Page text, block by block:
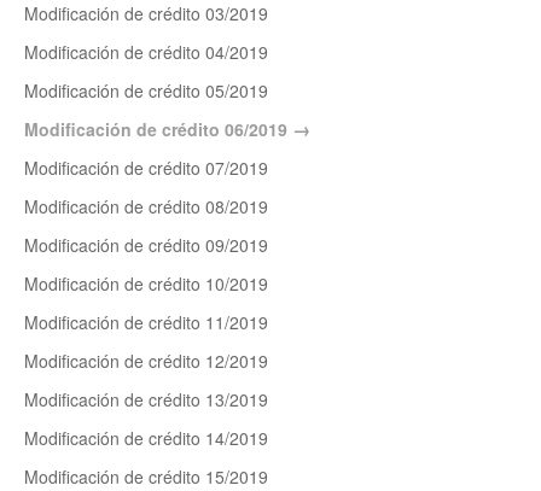
Modificación de crédito 03/2019
Modificación de crédito 04/2019
Modificación de crédito 05/2019
Modificación de crédito 06/2019
Modificación de crédito 07/2019
Modificación de crédito 08/2019
Modificación de crédito 09/2019
Modificación de crédito 10/2019
Modificación de crédito 11/2019
Modificación de crédito 12/2019
Modificación de crédito 13/2019
Modificación de crédito 14/2019
Modificación de crédito 15/2019